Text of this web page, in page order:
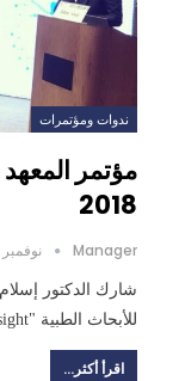
ندوات ومؤتمرات
2018
Manager نوفمبر 8, 2022
شارك الدكتور
للأبحاث الطبية "Accsight"، أستاذ اقتصاديات الصحة وعلم انتشار…
اقرأ أكثر...